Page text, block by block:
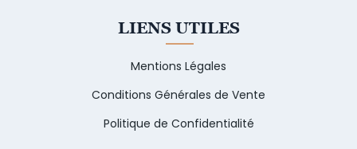
LIENS UTILES
Mentions Légales
Conditions Générales de Vente
Politique de Confidentialité